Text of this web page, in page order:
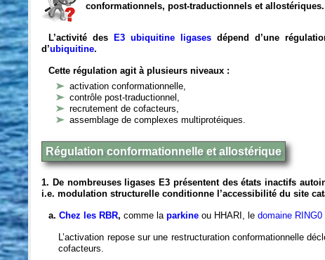
conformationnels, post-traductionnels et allostériques.
L’activité des E3 ubiquitine ligases dépend d’une
d’ubiquitine.
Cette régulation agit à plusieurs niveaux :
activation conformationnelle,
contrôle post-traductionnel,
recrutement de cofacteurs,
assemblage de complexes multiprotéiques.
Régulation conformationnelle et allostérique
1. De nombreuses ligases E3 présentent des états inactifs
i.e.modulation structurelle conditionne l’accessibilité du site
a.Chez les RBR,comme laparkine ou HHARI, ledomaine RING0
L’activation repose sur une restructuration conformationnelle
cofacteurs.